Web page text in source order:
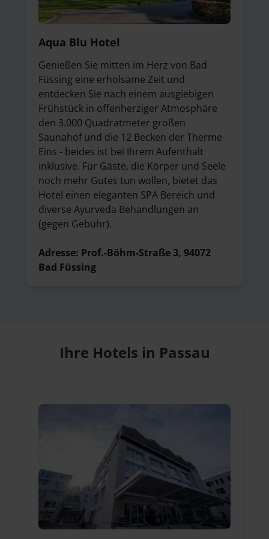
Aqua Blu Hotel
Genießen Sie mitten im Herz von Bad
Füssing eine erholsame Zeit und
entdecken Sie nach einem ausgiebigen
Frühstück in offenherziger Atmosphäre
den 3.000 Quadratmeter großen
Saunahof und die 12 Becken der Therme
Eins - beides ist bei Ihrem Aufenthalt
inklusive. Für Gäste, die Körper und Seele
noch mehr Gutes tun wollen, bietet das
Hotel einen eleganten SPA Bereich und
diverse Ayurveda Behandlungen an
(gegen Gebühr).
Adresse: Prof.-Böhm-Straße 3, 94072
Bad Füssing
Ihre Hotels in Passau